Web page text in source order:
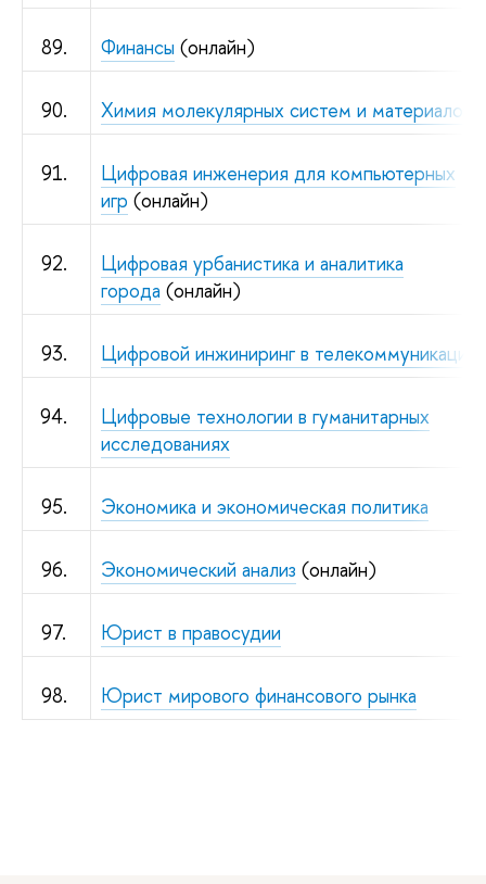
89. Финансы (онлайн)
90. Химия молекулярных систем и материалов
91.
Цифровая инженерия для компьютерных
игр (онлайн)
92.
Цифровая урбанистика и аналитика
города (онлайн)
93. Цифровой инжиниринг в телекоммуникациях
94.
Цифровые технологии в гуманитарных
исследованиях
95. Экономика и экономическая политика
96. Экономический анализ (онлайн)
97. Юрист в правосудии
98. Юрист мирового финансового рынка